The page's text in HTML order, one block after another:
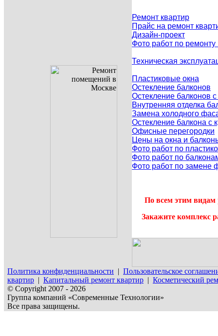
Ремонт квартир
Прайс на ремонт
Дизайн-проект
Фото работ по ремонту
Техническая
Пластиковые окна
Остекление балконов
Остекление балконов
Внутренняя отделка
Замена холодного
Остекление балкона с
Офисные перегородки
Цены на окна и
Фото работ по
Фото работ по
Фото работ по замене
По всем этим видам
Закажите комплекс
Политика конфиденциальности | Пользовательское
квартир | Капитальный ремонт квартир | Косметический
© Copyright 2007 - 2026
Группа компаний «Современные Технологии»
Все права защищены.